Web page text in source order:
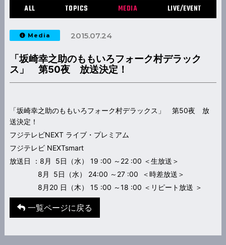
ALL TOPICS MEDIA LIVE/EVENT
Media 2015.07.24
「坂崎幸之助のももいろフォーク村デラック
ス」 第50夜 放送決定！
「坂崎幸之助のももいろフォーク村デラックス」 第50夜 放
送決定！
フジテレビNEXT ライブ・プレミアム
フジテレビ NEXTsmart
放送日 ：8月 5日（水） 19 :00 ～22 :00 ＜生放送＞
8月 5日（水） 24:00 ～27 :00 ＜時差放送＞
8月20 日（木） 15 :00 ～18 :00 ＜リピート放送 ＞
一覧ページに戻る